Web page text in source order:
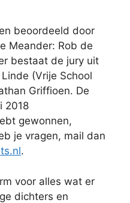
beoordeeld door
Meander: Rob de
bestaat de jury uit
(Vrije School
Griffioen. De
2018
gewonnen,
je vragen, mail dan
.
voor alles wat er
dichters en